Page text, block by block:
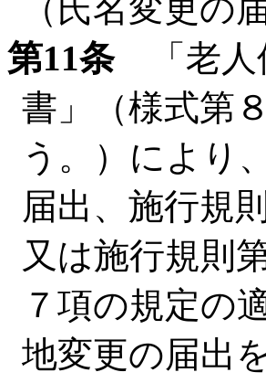
（氏名変更の
第11条「老人
書」（様式第
う。）により
届出、施行規
又は施行規則
７項の規定の
地変更の届出